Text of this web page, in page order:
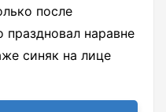
после
праздновал наравне
синяк на лице